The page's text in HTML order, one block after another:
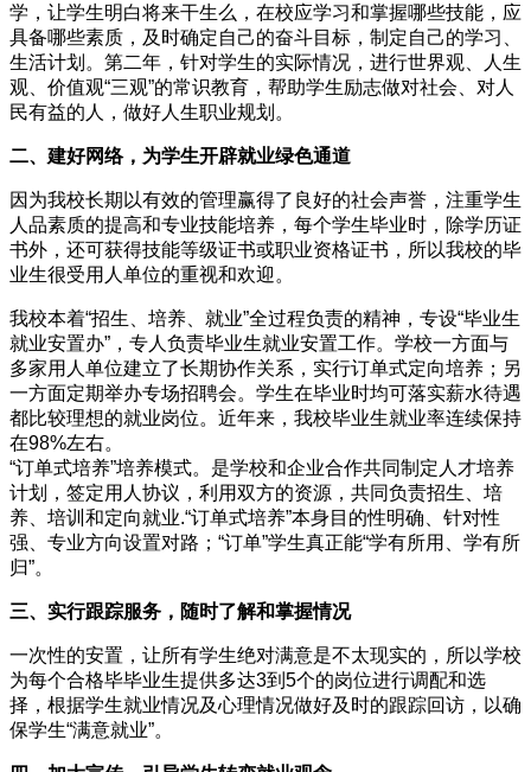
学，让学生明白将来干生么，在校应学习和掌握哪些技能，应
具备哪些素质，及时确定自己的奋斗目标，制定自己的学习、
生活计划。第二年，针对学生的实际情况，进行世界观、人生
观、价值观“三观”的常识教育，帮助学生励志做对社会、对人
民有益的人，做好人生职业规划。
二、建好网络，为学生开辟就业绿色通道
因为我校长期以有效的管理赢得了良好的社会声誉，注重学生
人品素质的提高和专业技能培养，每个学生毕业时，除学历证
书外，还可获得技能等级证书或职业资格证书，所以我校的毕
业生很受用人单位的重视和欢迎。
我校本着“招生、培养、就业”全过程负责的精神，专设“毕业生
就业安置办”，专人负责毕业生就业安置工作。学校一方面与
多家用人单位建立了长期协作关系，实行订单式定向培养；另
一方面定期举办专场招聘会。学生在毕业时均可落实薪水待遇
都比较理想的就业岗位。近年来，我校毕业生就业率连续保持
在98%左右。
“订单式培养”培养模式。是学校和企业合作共同制定人才培养
计划，签定用人协议，利用双方的资源，共同负责招生、培
养、培训和定向就业.“订单式培养”本身目的性明确、针对性
强、专业方向设置对路；“订单”学生真正能“学有所用、学有所
归”。
三、实行跟踪服务，随时了解和掌握情况
一次性的安置，让所有学生绝对满意是不太现实的，所以学校
为每个合格毕毕业生提供多达3到5个的岗位进行调配和选
择，根据学生就业情况及心理情况做好及时的跟踪回访，以确
保学生“满意就业”。